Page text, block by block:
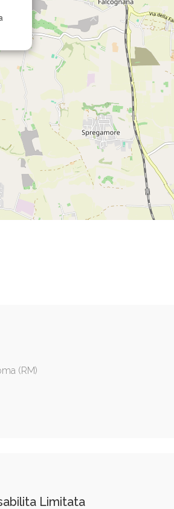
(RM)
Limitata